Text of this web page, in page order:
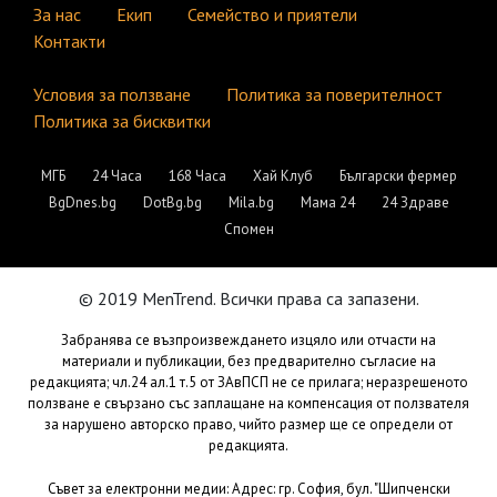
За нас Екип
Семейство и приятели
Контакти
Условия за ползване
Политика за поверителност
Политика за бисквитки
МГБ 24 Часа 168 Часа Хай Клуб
Български фермер
BgDnes.bg
DotBg.bg Mila.bg Мама 24
24 Здраве
Спомен
© 2019 MenTrend. Всички права са запазени.
Забранява се възпроизвеждането изцяло или отчасти на
материали и публикации, без предварително съгласие на
редакцията; чл.24 ал.1 т.5 от ЗАвПСП не се прилага; неразрешеното
ползване е свързано със заплащане на компенсация от ползвателя
за нарушено авторско право, чийто размер ще се определи от
редакцията.
Съвет за електронни медии: Адрес: гр. София, бул. "Шипченски